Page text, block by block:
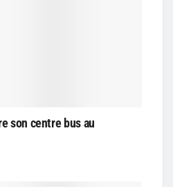
son centre bus au